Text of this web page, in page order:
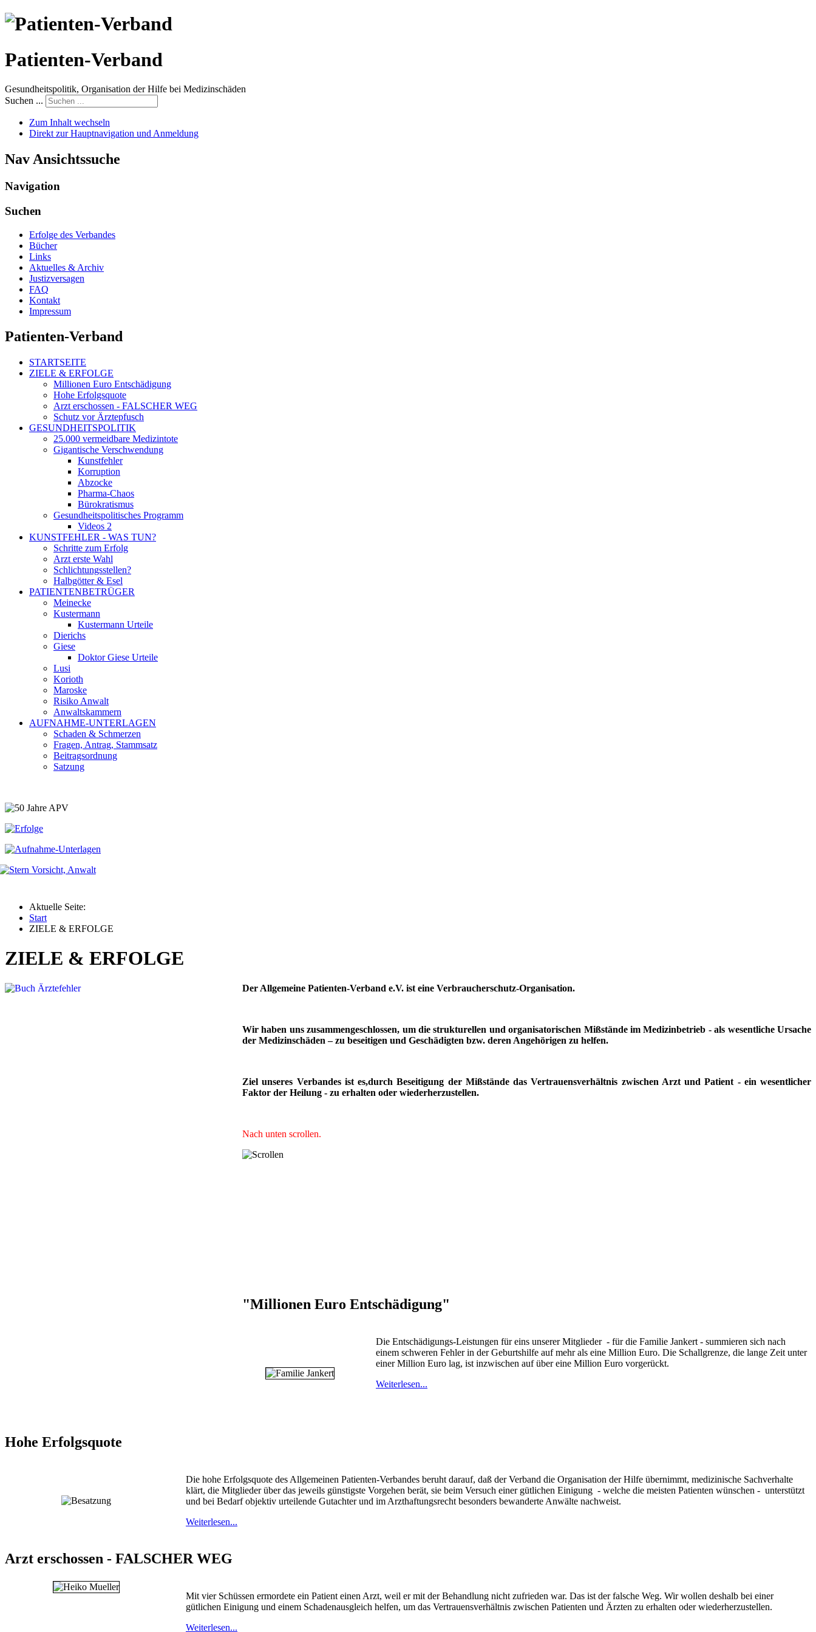
Patienten-Verband
Gesundheitspolitik, Organisation der Hilfe bei Medizinschäden
Suchen ...
Zum Inhalt wechseln
Direkt zur Hauptnavigation und Anmeldung
Nav Ansichtssuche
Navigation
Suchen
Erfolge des Verbandes
Bücher
Links
Aktuelles & Archiv
Justizversagen
FAQ
Kontakt
Impressum
Patienten-Verband
STARTSEITE
ZIELE & ERFOLGE
Millionen Euro Entschädigung
Hohe Erfolgsquote
Arzt erschossen - FALSCHER WEG
Schutz vor Ärztepfusch
GESUNDHEITSPOLITIK
25.000 vermeidbare Medizintote
Gigantische Verschwendung
Kunstfehler
Korruption
Abzocke
Pharma-Chaos
Bürokratismus
Gesundheitspolitisches Programm
Videos 2
KUNSTFEHLER - WAS TUN?
Schritte zum Erfolg
Arzt erste Wahl
Schlichtungsstellen?
Halbgötter & Esel
PATIENTENBETRÜGER
Meinecke
Kustermann
Kustermann Urteile
Dierichs
Giese
Doktor Giese Urteile
Lusi
Korioth
Maroske
Risiko Anwalt
Anwaltskammern
AUFNAHME-UNTERLAGEN
Schaden & Schmerzen
Fragen, Antrag, Stammsatz
Beitragsordnung
Satzung
Aktuelle Seite:
Start
ZIELE & ERFOLGE
ZIELE & ERFOLGE
Der Allgemeine Patienten-Verband e.V. ist eine Verbraucherschutz-Organisation.
Wir haben uns zusammengeschlossen, um die strukturellen und organisatorischen Mißstände im Medizinbetrieb - als wesentliche Ursache
der Medizinschäden – zu beseitigen und Geschädigten bzw. deren Angehörigen zu helfen.
Ziel unseres Verbandes ist es,durch Beseitigung der Mißstände das Vertrauensverhältnis zwischen Arzt und Patient - ein wesentlicher
Faktor der Heilung - zu erhalten oder wiederherzustellen.
Nach unten scrollen.
"Millionen Euro Entschädigung"
Die Entschädigungs-Leistungen für eins unserer Mitglieder - für die Familie Jankert - summieren sich nach
einem schweren Fehler in der Geburtshilfe auf mehr als eine Million Euro. Die Schallgrenze, die lange Zeit unter
einer Million Euro lag, ist inzwischen auf über eine Million Euro vorgerückt.
Weiterlesen...
Hohe Erfolgsquote
Die hohe Erfolgsquote des Allgemeinen Patienten-Verbandes beruht darauf, daß der Verband die Organisation der Hilfe übernimmt, medizinische Sachverhalte
klärt, die Mitglieder über das jeweils günstigste Vorgehen berät, sie beim Versuch einer gütlichen Einigung - welche die meisten Patienten wünschen - unterstützt
und bei Bedarf objektiv urteilende Gutachter und im Arzthaftungsrecht besonders bewanderte Anwälte nachweist.
Weiterlesen...
Arzt erschossen - FALSCHER WEG
Mit vier Schüssen ermordete ein Patient einen Arzt, weil er mit der Behandlung nicht zufrieden war. Das ist der falsche Weg. Wir wollen deshalb bei einer
gütlichen Einigung und einem Schadenausgleich helfen, um das Vertrauensverhältnis zwischen Patienten und Ärzten zu erhalten oder wiederherzustellen.
Weiterlesen...